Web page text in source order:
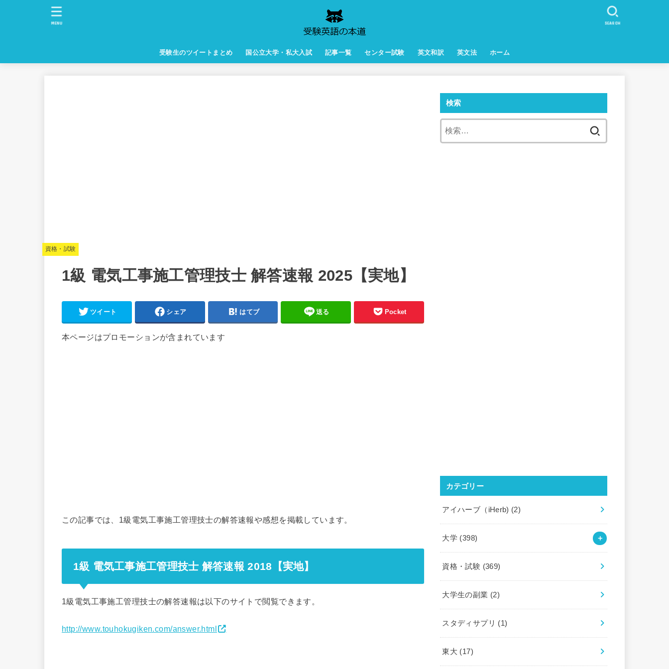
受験生のツイートまとめ 国公立大学・私大入試 記事一覧 センター試験 英文和訳 英文法 ホーム
SEARCH
MENU
資格・試験
1級 電気工事施工管理技士 解答速報 2025【実地】
ツイート シェア はてブ 送る Pocket
本ページはプロモーションが含まれています
この記事では、1級電気工事施工管理技士の解答速報や感想を掲載しています。
1級 電気工事施工管理技士 解答速報 2018【実地】
1級電気工事施工管理技士の解答速報は以下のサイトで閲覧できます。
http://www.touhokugiken.com/answer.html
検索
カテゴリー
アイハーブ（iHerb) (2)
大学 (398)
資格・試験 (369)
大学生の副業 (2)
スタディサプリ (1)
東大 (17)